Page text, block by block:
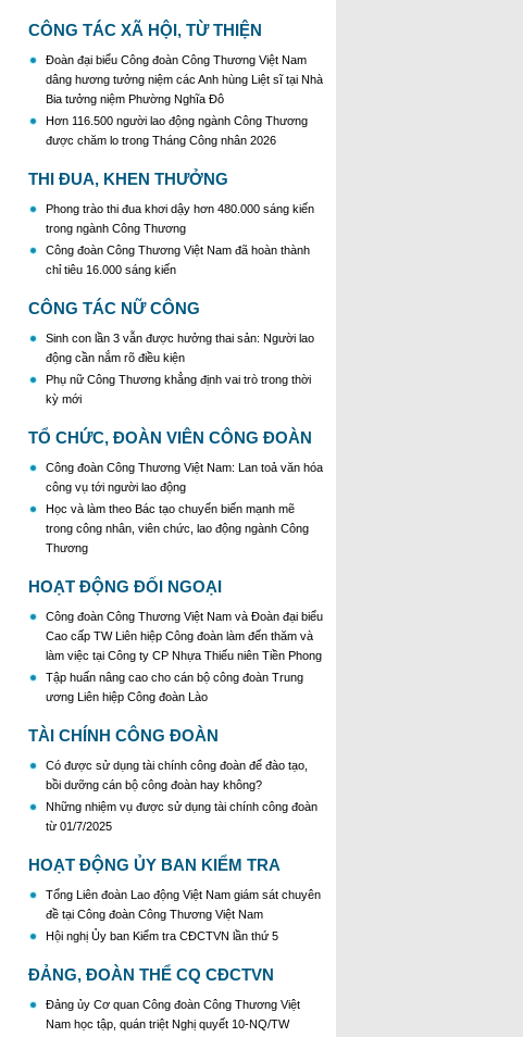
Hướng dẫn tuyên truyền kỷ niệm 97 năm Ngày
thành lập Công đoàn Việt Nam (28/7/1929 -
28/7/2026)
Khẩu hiệu tuyên truyền trong nhiệm kỳ Đại hội XIV
của Đảng
Triển khai thực hiện Chỉ thị số 25/CT-TTg của Thủ
chống buôn lậu, vận chuyển, sản xuất, mua bán,
mới
CÔNG TÁC XÃ HỘI, TỪ THIỆN
Đoàn đại biểu Công đoàn Công Thương Việt Nam
dâng hương tưởng niệm các Anh hùng Liệt sĩ tại Nhà
Bia tưởng niệm Phường Nghĩa Đô
Hơn 116.500 người lao động ngành Công Thương
được chăm lo trong Tháng Công nhân 2026
THI ĐUA, KHEN THƯỞNG
Phong trào thi đua khơi dậy hơn 480.000 sáng kiến
trong ngành Công Thương
Công đoàn Công Thương Việt Nam đã hoàn thành
chỉ tiêu 16.000 sáng kiến
CÔNG TÁC NỮ CÔNG
Sinh con lần 3 vẫn được hưởng thai sản: Người lao
động cần nắm rõ điều kiện
Phụ nữ Công Thương khẳng định vai trò trong thời
kỳ mới
TỔ CHỨC, ĐOÀN VIÊN CÔNG ĐOÀN
Công đoàn Công Thương Việt Nam: Lan toả văn hóa
công vụ tới người lao động
Học và làm theo Bác tạo chuyển biến mạnh mẽ
trong công nhân, viên chức, lao động ngành Công
Thương
HOẠT ĐỘNG ĐỐI NGOẠI
Công đoàn Công Thương Việt Nam và Đoàn đại biểu
Cao cấp TW Liên hiệp Công đoàn làm đến thăm và
làm việc tại Công ty CP Nhựa Thiếu niên Tiền Phong
Tập huấn nâng cao cho cán bộ công đoàn Trung
ương Liên hiệp Công đoàn Lào
TÀI CHÍNH CÔNG ĐOÀN
Có được sử dụng tài chính công đoàn để đào tạo,
bồi dưỡng cán bộ công đoàn hay không?
Những nhiệm vụ được sử dụng tài chính công đoàn
từ 01/7/2025
HOẠT ĐỘNG ỦY BAN KIỂM TRA
Tổng Liên đoàn Lao động Việt Nam giám sát chuyên
đề tại Công đoàn Công Thương Việt Nam
Hội nghị Ủy ban Kiểm tra CĐCTVN lần thứ 5
ĐẢNG, ĐOÀN THỂ CQ CĐCTVN
Đảng ủy Cơ quan Công đoàn Công Thương Việt
Nam học tập, quán triệt Nghị quyết 10-NQ/TW